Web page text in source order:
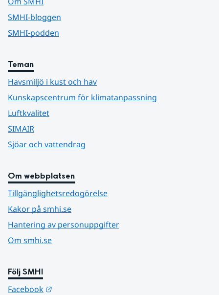
SMHI-bloggen
SMHI-podden
Teman
Havsmiljö i kust och hav
Kunskapscentrum för klimatanpassning
Luftkvalitet
SIMAIR
Sjöar och vattendrag
Om webbplatsen
Tillgänglighetsredogörelse
Kakor på smhi.se
Hantering av personuppgifter
Om smhi.se
Följ SMHI
Facebook